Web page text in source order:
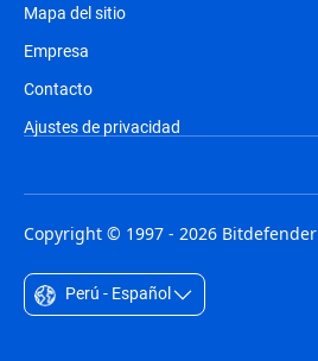
Mapa del sitio
Empresa
Contacto
Ajustes de privacidad
Copyright © 1997 - 2026 Bitdefender
Perú - Español